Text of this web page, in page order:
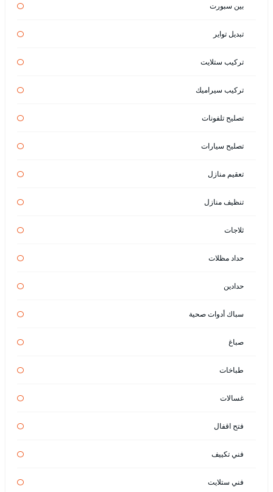
بين سبورت
تبديل تواير
تركيب ستلايت
تركيب سيراميك
تصليح تلفونات
تصليح سيارات
تعقيم منازل
تنظيف منازل
ثلاجات
حداد مظلات
حدادين
سباك أدوات صحية
صباغ
طباخات
غسالات
فتح اقفال
فني تكييف
فني ستلايت